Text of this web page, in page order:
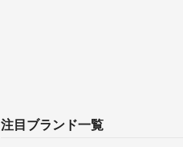
注目ブランド一覧